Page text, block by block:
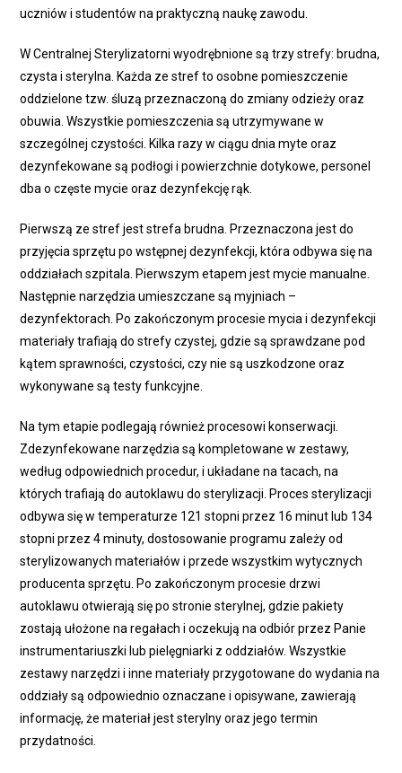
uczniów i studentów na praktyczną naukę zawodu.
W Centralnej Sterylizatorni wyodrębnione są trzy strefy: brudna,
czysta i sterylna. Każda ze stref to osobne pomieszczenie
oddzielone tzw. śluzą przeznaczoną do zmiany odzieży oraz
obuwia. Wszystkie pomieszczenia są utrzymywane w
szczególnej czystości. Kilka razy w ciągu dnia myte oraz
dezynfekowane są podłogi i powierzchnie dotykowe, personel
dba o częste mycie oraz dezynfekcję rąk.
Pierwszą ze stref jest strefa brudna. Przeznaczona jest do
przyjęcia sprzętu po wstępnej dezynfekcji, która odbywa się na
oddziałach szpitala. Pierwszym etapem jest mycie manualne.
Następnie narzędzia umieszczane są myjniach –
dezynfektorach. Po zakończonym procesie mycia i dezynfekcji
materiały trafiają do strefy czystej, gdzie są sprawdzane pod
kątem sprawności, czystości, czy nie są uszkodzone oraz
wykonywane są testy funkcyjne.
Na tym etapie podlegają również procesowi konserwacji.
Zdezynfekowane narzędzia są kompletowane w zestawy,
według odpowiednich procedur, i układane na tacach, na
których trafiają do autoklawu do sterylizacji. Proces sterylizacji
odbywa się w temperaturze 121 stopni przez 16 minut lub 134
stopni przez 4 minuty, dostosowanie programu zależy od
sterylizowanych materiałów i przede wszystkim wytycznych
producenta sprzętu. Po zakończonym procesie drzwi
autoklawu otwierają się po stronie sterylnej, gdzie pakiety
zostają ułożone na regałach i oczekują na odbiór przez Panie
instrumentariuszki lub pielęgniarki z oddziałów. Wszystkie
zestawy narzędzi i inne materiały przygotowane do wydania na
oddziały są odpowiednio oznaczane i opisywane, zawierają
informację, że materiał jest sterylny oraz jego termin
przydatności.